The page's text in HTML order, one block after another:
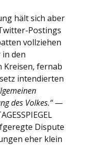
hält sich aber
Postings
vollziehen
den
Kreisen, fernab
intendierten
des Volkes.“—
Dispute
eher klein